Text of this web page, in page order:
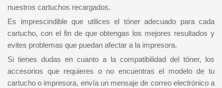
nuestros cartuchos recargados.
Es imprescindible que utilices el tóner adecuado para cada
cartucho, con el fin de que obtengas los mejores resultados y
evites problemas que puedan afectar a la impresora.
Si tienes dudas en cuanto a la compatibilidad del tóner, los
accesorios que requieres o no encuentras el modelo de tu
cartucho o impresora, envía un mensaje de correo electrónico a